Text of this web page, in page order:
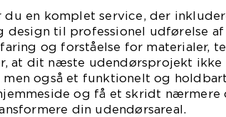
du en komplet service, der
design til professionel udførelse af
og forståelse for materialer,
at dit næste udendørsprojekt ikke
også et funktionelt og
og få et skridt nærmere
din udendørsareal.